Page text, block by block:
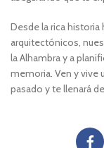
Desde la rica
arquitectónicos,
la Alhambra y a
memoria. Ven y vive
pasado y te llenará